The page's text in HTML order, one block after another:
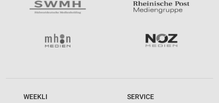
WEEKLI SERVICE